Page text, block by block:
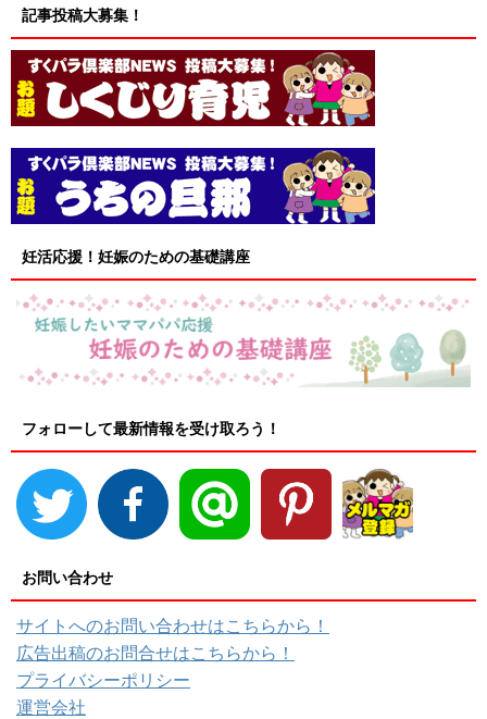
記事投稿大募集！
妊活応援！妊娠のための基礎講座
フォローして最新情報を受け取ろう！
お問い合わせ
サイトへのお問い合わせはこちらから！
広告出稿のお問合せはこちらから！
プライバシーポリシー
運営会社